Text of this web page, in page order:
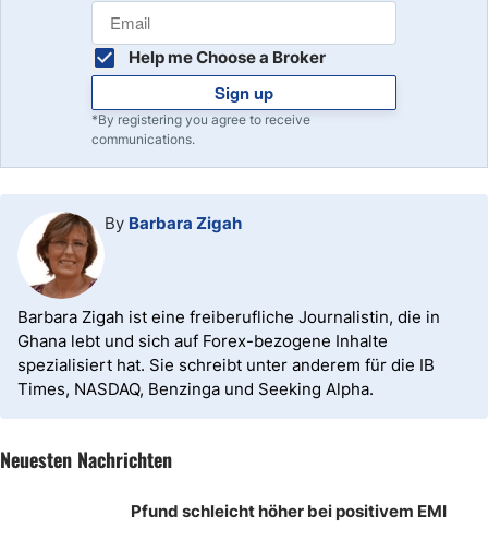
Help me Choose a Broker
Sign up
*By registering you agree to receive
communications.
By Barbara Zigah
Barbara Zigah ist eine freiberufliche Journalistin, die in
Ghana lebt und sich auf Forex-bezogene Inhalte
spezialisiert hat. Sie schreibt unter anderem für die IB
Times, NASDAQ, Benzinga und Seeking Alpha.
Neuesten Nachrichten
Pfund schleicht höher bei positivem EMI